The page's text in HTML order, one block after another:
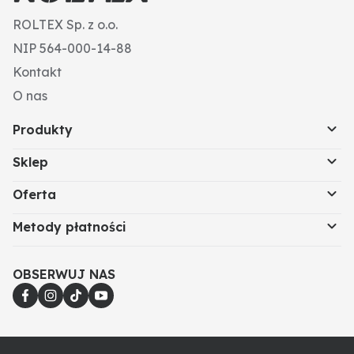
ROLTEX Sp. z o.o.
NIP 564-000-14-88
Kontakt
O nas
Produkty
Sklep
Oferta
Metody płatności
OBSERWUJ NAS